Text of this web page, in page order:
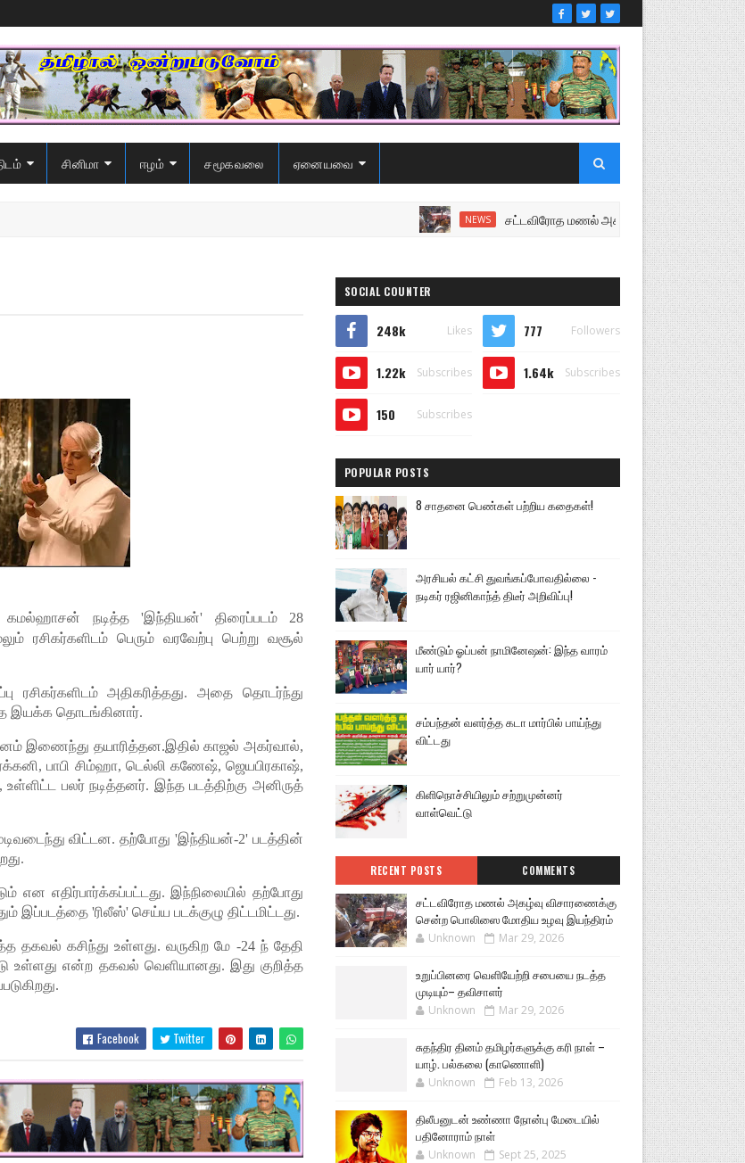
சினிமா ஈழம் சமூகவலை ஏனையவை
NEWS சட்டவிரோத மணல் அகழ்வு விசாரணைக்கு சென்ற
நடித்த 'இந்தியன்' திரைப்படம் 28
ரசிகர்களிடம் பெரும் வரவேற்பு பெற்று வசூல்
ரசிகர்களிடம் அதிகரித்தது. அதை தொடர்ந்து
இயக்க தொடங்கினார்.
இணைந்து தயாரித்தன.இதில் காஜல் அகர்வால்,
பாபி சிம்ஹா, டெல்லி கணேஷ், ஜெயபிரகாஷ்,
பலர் நடித்தனர். இந்த படத்திற்கு அனிருத்
விட்டன. தற்போது 'இந்தியன்-2' படத்தின்
என எதிர்பார்க்கப்பட்டது. இந்நிலையில் தற்போது
இப்படத்தை 'ரிலீஸ்' செய்ய படக்குழு திட்டமிட்டது.
தகவல் கசிந்து உள்ளது. வருகிற மே -24 ந் தேதி
உள்ளது என்ற தகவல் வெளியானது. இது குறித்த
Facebook Twitter
SOCIAL COUNTER
248k Likes 777 Followers
1.22k Subscribes 1.64k Subscribes
150 Subscribes
POPULAR POSTS
8 சாதனை பெண்கள் பற்றிய கதைகள்!
அரசியல் கட்சி துவங்கப்போவதில்லை -
நடிகர் ரஜினிகாந்த் திடீர் அறிவிப்பு!
மீண்டும் ஓப்பன் நாமினேஷன்: இந்த வாரம்
யார் யார்?
சம்பந்தன் வளர்த்த கடா மார்பில் பாய்ந்து
விட்டது
கிளிநொச்சியிலும் சற்றுமுன்னர்
வாள்வெட்டு
RECENT POSTS COMMENTS
சட்டவிரோத மணல் அகழ்வு விசாரணைக்கு
சென்ற பொலிஸை மோதிய உழவு இயந்திரம்
Unknown Mar 29, 2026
உறுப்பினரை வெளியேற்றி சபையை நடத்த
முடியும்– தவிசாளர்
Unknown Mar 29, 2026
சுதந்திர தினம் தமிழர்களுக்கு கரி நாள் –
யாழ். பல்கலை (காணொளி)
Unknown Feb 13, 2026
திலீபனுடன் உண்ணா நோன்பு மேடையில்
பதினோராம் நாள்
Unknown Sept 25, 2025